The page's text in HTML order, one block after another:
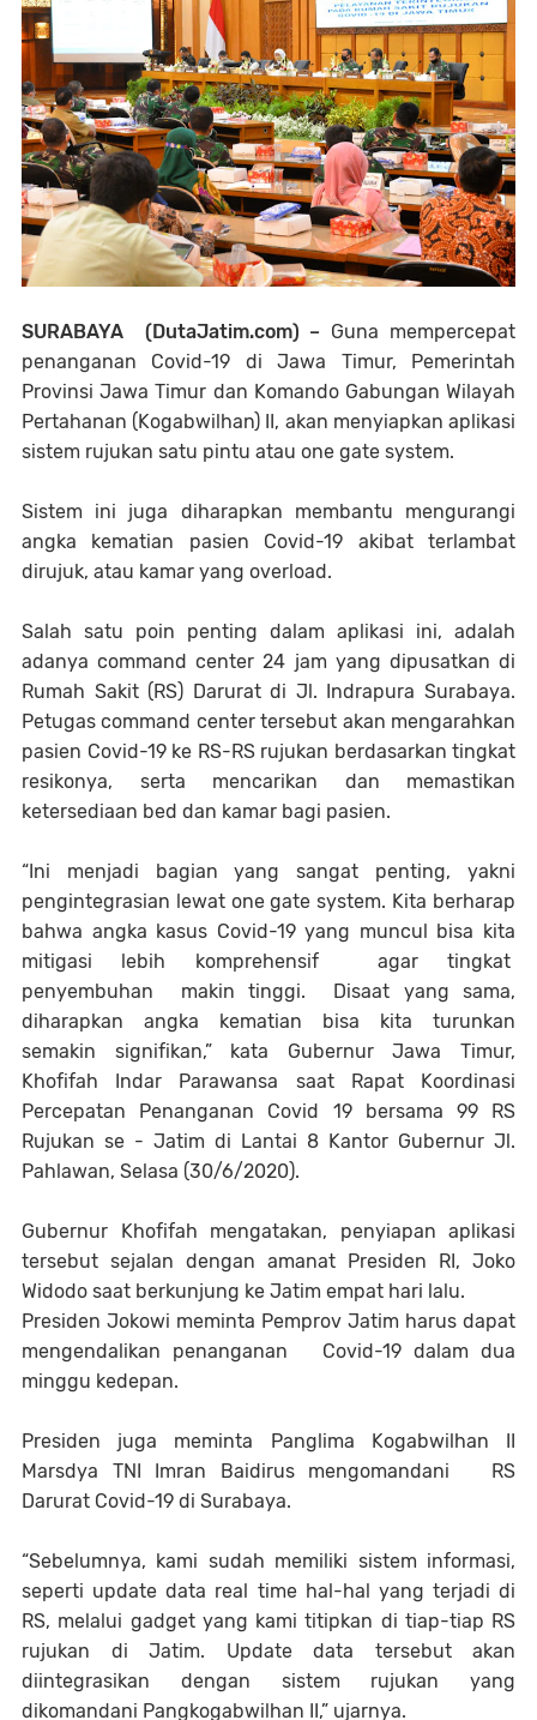
SURABAYA (DutaJatim.com) – Guna mempercepat
penanganan Covid-19 di Jawa Timur, Pemerintah
Provinsi Jawa Timur dan Komando Gabungan Wilayah
Pertahanan (Kogabwilhan) II, akan menyiapkan aplikasi
sistem rujukan satu pintu atau one gate system.
Sistem ini juga diharapkan membantu mengurangi
angka kematian pasien Covid-19 akibat terlambat
dirujuk, atau kamar yang overload.
Salah satu poin penting dalam aplikasi ini, adalah
adanya command center 24 jam yang dipusatkan di
Rumah Sakit (RS) Darurat di Jl. Indrapura Surabaya.
Petugas command center tersebut akan mengarahkan
pasien Covid-19 ke RS-RS rujukan berdasarkan tingkat
resikonya, serta mencarikan dan memastikan
ketersediaan bed dan kamar bagi pasien.
“Ini menjadi bagian yang sangat penting, yakni
pengintegrasian lewat one gate system. Kita berharap
bahwa angka kasus Covid-19 yang muncul bisa kita
mitigasi lebih komprehensif agar tingkat
penyembuhan makin tinggi. Disaat yang sama,
diharapkan angka kematian bisa kita turunkan
semakin signifikan,” kata Gubernur Jawa Timur,
Khofifah Indar Parawansa saat Rapat Koordinasi
Percepatan Penanganan Covid 19 bersama 99 RS
Rujukan se - Jatim di Lantai 8 Kantor Gubernur Jl.
Pahlawan, Selasa (30/6/2020).
Gubernur Khofifah mengatakan, penyiapan aplikasi
tersebut sejalan dengan amanat Presiden RI, Joko
Widodo saat berkunjung ke Jatim empat hari lalu.
Presiden Jokowi meminta Pemprov Jatim harus dapat
mengendalikan penanganan Covid-19 dalam dua
minggu kedepan.
Presiden juga meminta Panglima Kogabwilhan II
Marsdya TNI Imran Baidirus mengomandani RS
Darurat Covid-19 di Surabaya.
“Sebelumnya, kami sudah memiliki sistem informasi,
seperti update data real time hal-hal yang terjadi di
RS, melalui gadget yang kami titipkan di tiap-tiap RS
rujukan di Jatim. Update data tersebut akan
diintegrasikan dengan sistem rujukan yang
dikomandani Pangkogabwilhan II,” ujarnya.